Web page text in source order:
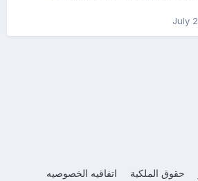
July 2
حقوق الملكية
اتفاقيه الخصوصيه